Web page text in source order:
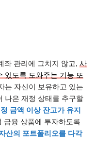
좌 관리에 그치지 않고, 사
있도록 도와주는 기능 또
는 자신이 보유하고 있는
나은 재정 상태를 추구할
금액 이상 잔고가 유지
금융 상품에 투자하도록
산의 포트폴리오를 다각